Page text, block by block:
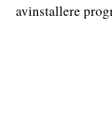
avinstallere